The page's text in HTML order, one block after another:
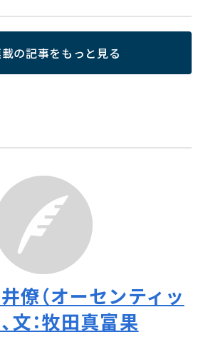
の記事をもっと見る
僚（オーセンティッ
文：牧田真富果